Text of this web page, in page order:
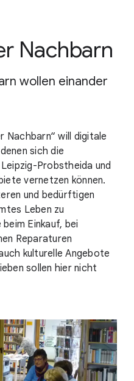
Nachbarn
wollen einander
Nachbarn“ will digitale
sich die
Probstheida und
vernetzen können.
und bedürftigen
Leben zu
Einkauf, bei
Reparaturen
kulturelle Angebote
sollen hier nicht